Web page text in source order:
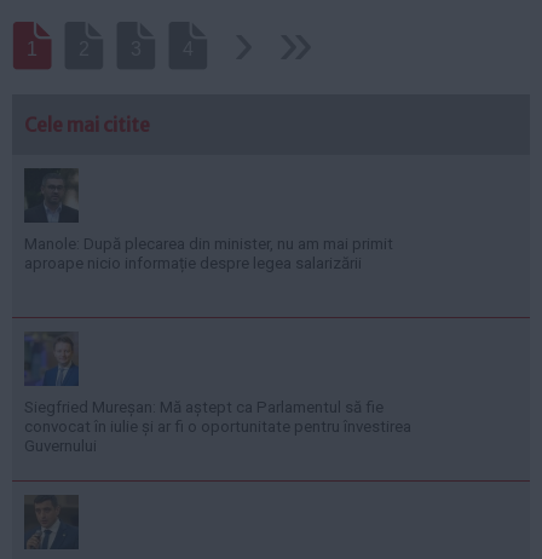
1
Cele mai citite
Manole: După plecarea din minister, nu am mai primit
aproape nicio informație despre legea salarizării
Siegfried Mureșan: Mă aștept ca Parlamentul să fie
convocat în iulie și ar fi o oportunitate pentru învestirea
Guvernului